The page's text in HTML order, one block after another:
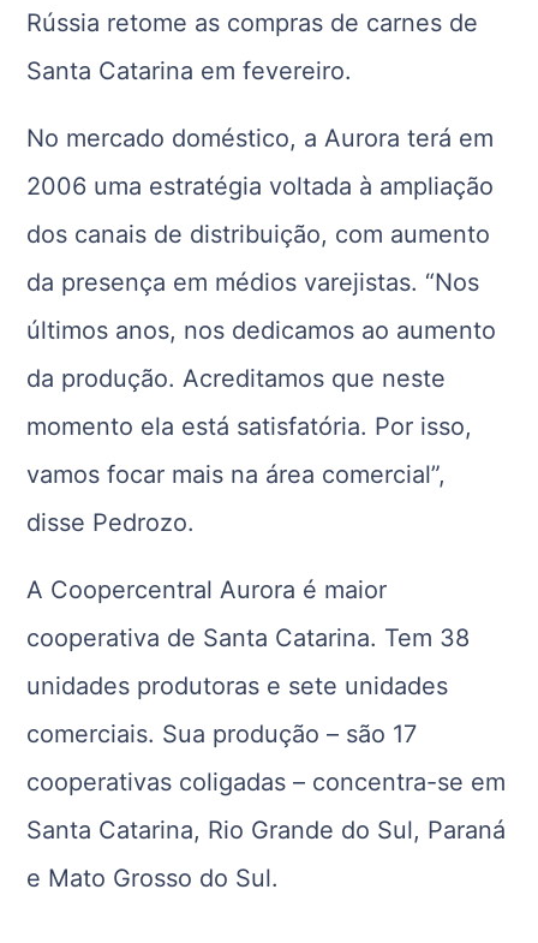
Rússia retome as compras de carnes de
Santa Catarina em fevereiro.
No mercado doméstico, a Aurora terá em
2006 uma estratégia voltada à ampliação
dos canais de distribuição, com aumento
da presença em médios varejistas. “Nos
últimos anos, nos dedicamos ao aumento
da produção. Acreditamos que neste
momento ela está satisfatória. Por isso,
vamos focar mais na área comercial”,
disse Pedrozo.
A Coopercentral Aurora é maior
cooperativa de Santa Catarina. Tem 38
unidades produtoras e sete unidades
comerciais. Sua produção – são 17
cooperativas coligadas – concentra-se em
Santa Catarina, Rio Grande do Sul, Paraná
e Mato Grosso do Sul.